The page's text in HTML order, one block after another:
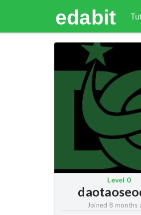
edabit
Level 0
Joined 8 months